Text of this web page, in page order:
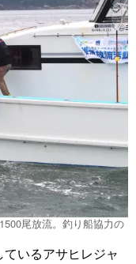
尾放流。釣り船協力の
ているアサヒレジャ